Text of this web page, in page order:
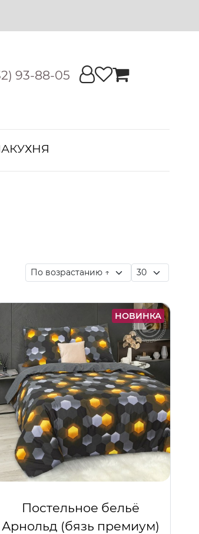
93-88-05
КУХНЯ
НОВИНКА
Постельное бельё
Арнольд (бязь премиум)